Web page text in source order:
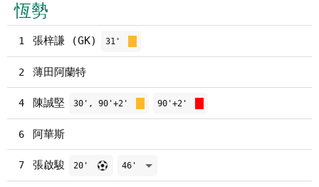
恆勢
1 張梓謙 (GK) 31'
2 薄田阿蘭特
4 陳誠堅 30', 90'+2' 90'+2'
6 阿華斯
7 張啟駿 20' 46'